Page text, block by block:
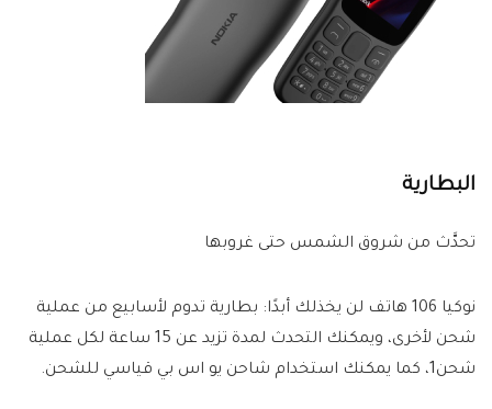
البطارية
تحدَّث من شروق الشمس حتى غروبها
نوكيا 106 هاتف لن يخذلك أبدًا: بطارية تدوم لأسابيع من عملية
شحن لأخرى، ويمكنك التحدث لمدة تزيد عن 15 ساعة لكل عملية
شحن1، كما يمكنك استخدام شاحن يو اس بي قياسي للشحن.